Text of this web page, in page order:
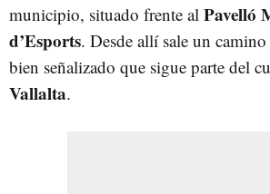
municipio, situado frente al Pavelló
d’Esports. Desde allí sale un
bien señalizado que sigue parte del
Vallalta.